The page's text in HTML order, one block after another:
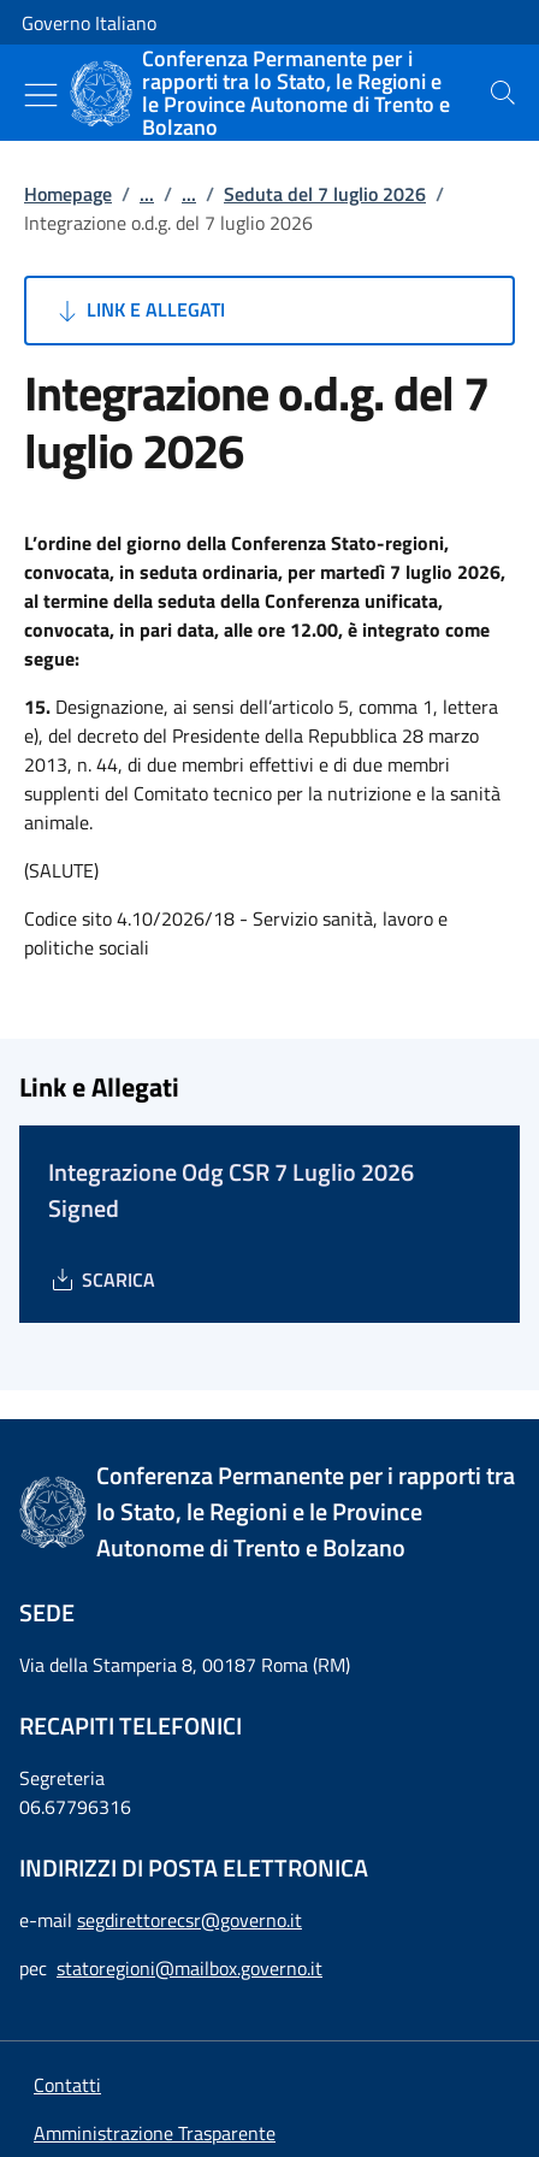
Vai al contenuto
Vai alla navigazione del sito
Governo Italiano
Conferenza Permanente per i
rapporti tra lo Stato, le Regioni e
le Province Autonome di Trento e
Bolzano
Cerca
Homepage / ... / ... / Seduta del 7 luglio 2026 /
Integrazione o.d.g. del 7 luglio 2026
LINK E ALLEGATI
Integrazione o.d.g. del 7
luglio 2026
L’ordine del giorno della Conferenza Stato-regioni,
convocata, in seduta ordinaria, per martedì 7 luglio 2026,
al termine della seduta della Conferenza unificata,
convocata, in pari data, alle ore 12.00, è integrato come
segue:
15. Designazione, ai sensi dell’articolo 5, comma 1, lettera
e), del decreto del Presidente della Repubblica 28 marzo
2013, n. 44, di due membri effettivi e di due membri
supplenti del Comitato tecnico per la nutrizione e la sanità
animale.
(SALUTE)
Codice sito 4.10/2026/18 - Servizio sanità, lavoro e
politiche sociali
Link e Allegati
Integrazione Odg CSR 7 Luglio 2026
Signed
SCARICA
Conferenza Permanente per i rapporti tra
lo Stato, le Regioni e le Province
Autonome di Trento e Bolzano
SEDE
Via della Stamperia 8, 00187 Roma (RM)
RECAPITI TELEFONICI
Segreteria
06.67796316
INDIRIZZI DI POSTA ELETTRONICA
e-mail segdirettorecsr@governo.it
pec statoregioni@mailbox.governo.it
Contatti
Amministrazione Trasparente